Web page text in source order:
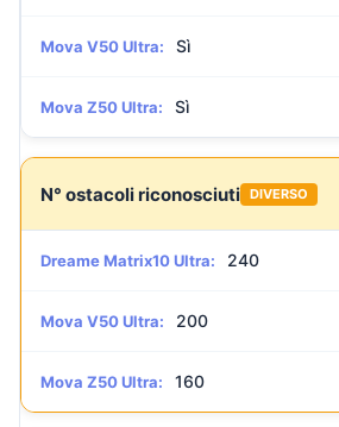
Mova V50 Ultra: Sì
Mova Z50 Ultra: Sì
N° ostacoli riconosciuti DIVERSO
Dreame Matrix10 Ultra: 240
Mova V50 Ultra: 200
Mova Z50 Ultra: 160